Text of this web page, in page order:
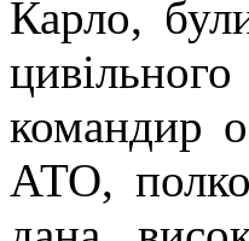
Карло,
командир
АТО,